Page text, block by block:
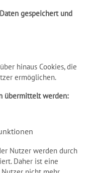
gespeichert und
hinaus Cookies, die
ermöglichen.
übermittelt werden:
Nutzer werden durch
Daher ist eine